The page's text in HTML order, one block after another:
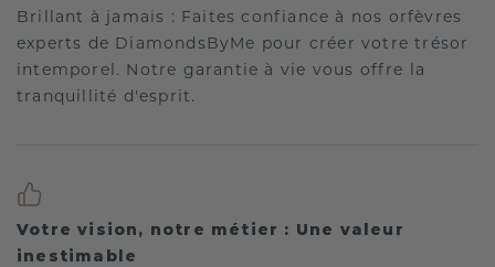
Brillant à jamais : Faites confiance à nos orfèvres
experts de DiamondsByMe pour créer votre trésor
intemporel. Notre garantie à vie vous offre la
tranquillité d'esprit.
Votre vision, notre métier : Une valeur
inestimable